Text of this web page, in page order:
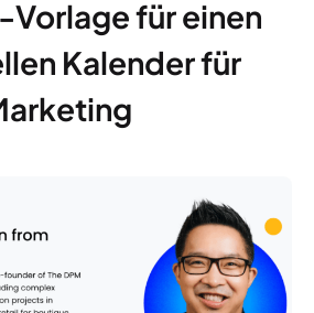
für einen
Kalender für